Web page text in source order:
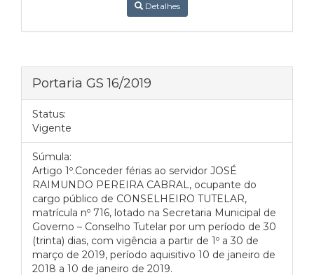
Detalhes
Portaria GS 16/2019
Status:
Vigente
Súmula:
Artigo 1º.Conceder férias ao servidor JOSÉ
RAIMUNDO PEREIRA CABRAL, ocupante do
cargo público de CONSELHEIRO TUTELAR,
matrícula nº 716, lotado na Secretaria Municipal de
Governo – Conselho Tutelar por um período de 30
(trinta) dias, com vigência a partir de 1º a 30 de
março de 2019, período aquisitivo 10 de janeiro de
2018 a 10 de janeiro de 2019.